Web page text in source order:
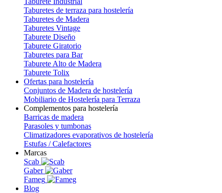
Taburetes de terraza para hostelería
Taburetes de Madera
Taburetes Vintage
Taburete Diseño
Taburete Giratorio
Taburetes para Bar
Taburete Alto de Madera
Taburete Tolix
Ofertas para hostelería
Conjuntos de Madera de hostelería
Mobiliario de Hostelería para Terraza
Complementos para hostelería
Barricas de madera
Parasoles y tumbonas
Climatizadores evaporativos de hostelería
Estufas / Calefactores
Marcas
Scab
Gaber
Fameg
Blog